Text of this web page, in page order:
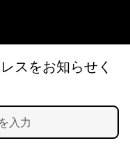
スをお知らせく